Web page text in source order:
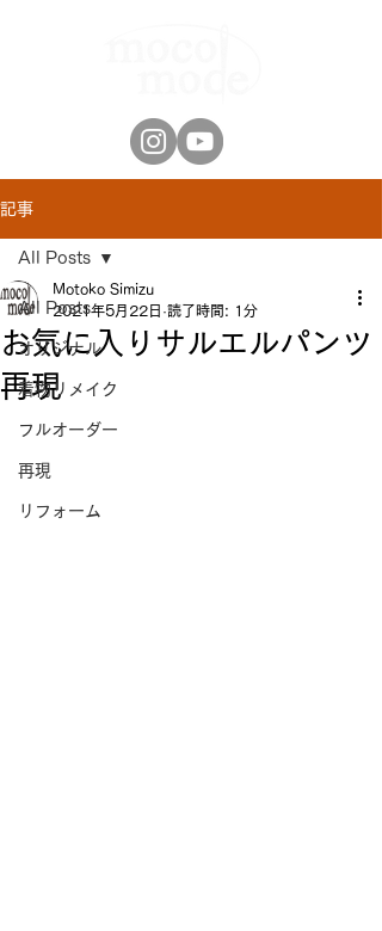
記事
All Posts
オリジナル
着物リメイク
フルオーダー
再現
リフォーム
All Posts
お気に入りサルエルパンツ
再現
Motoko Simizu
2021年5月22日 読了時間: 1分